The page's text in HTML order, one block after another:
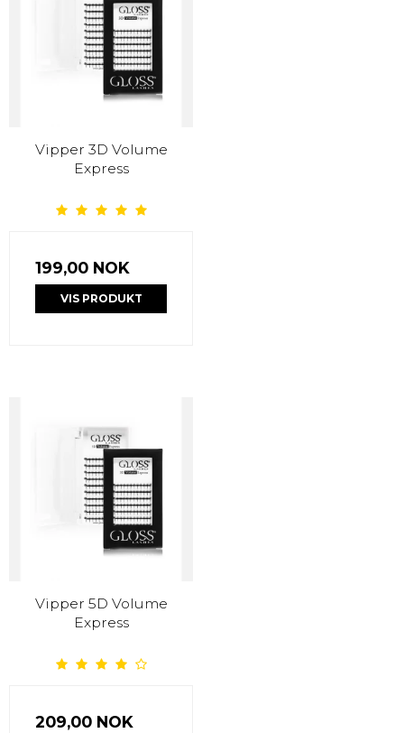
Vipper 3D Volume
Express
199,00 NOK
VIS PRODUKT
Vipper 5D Volume
Express
209,00 NOK